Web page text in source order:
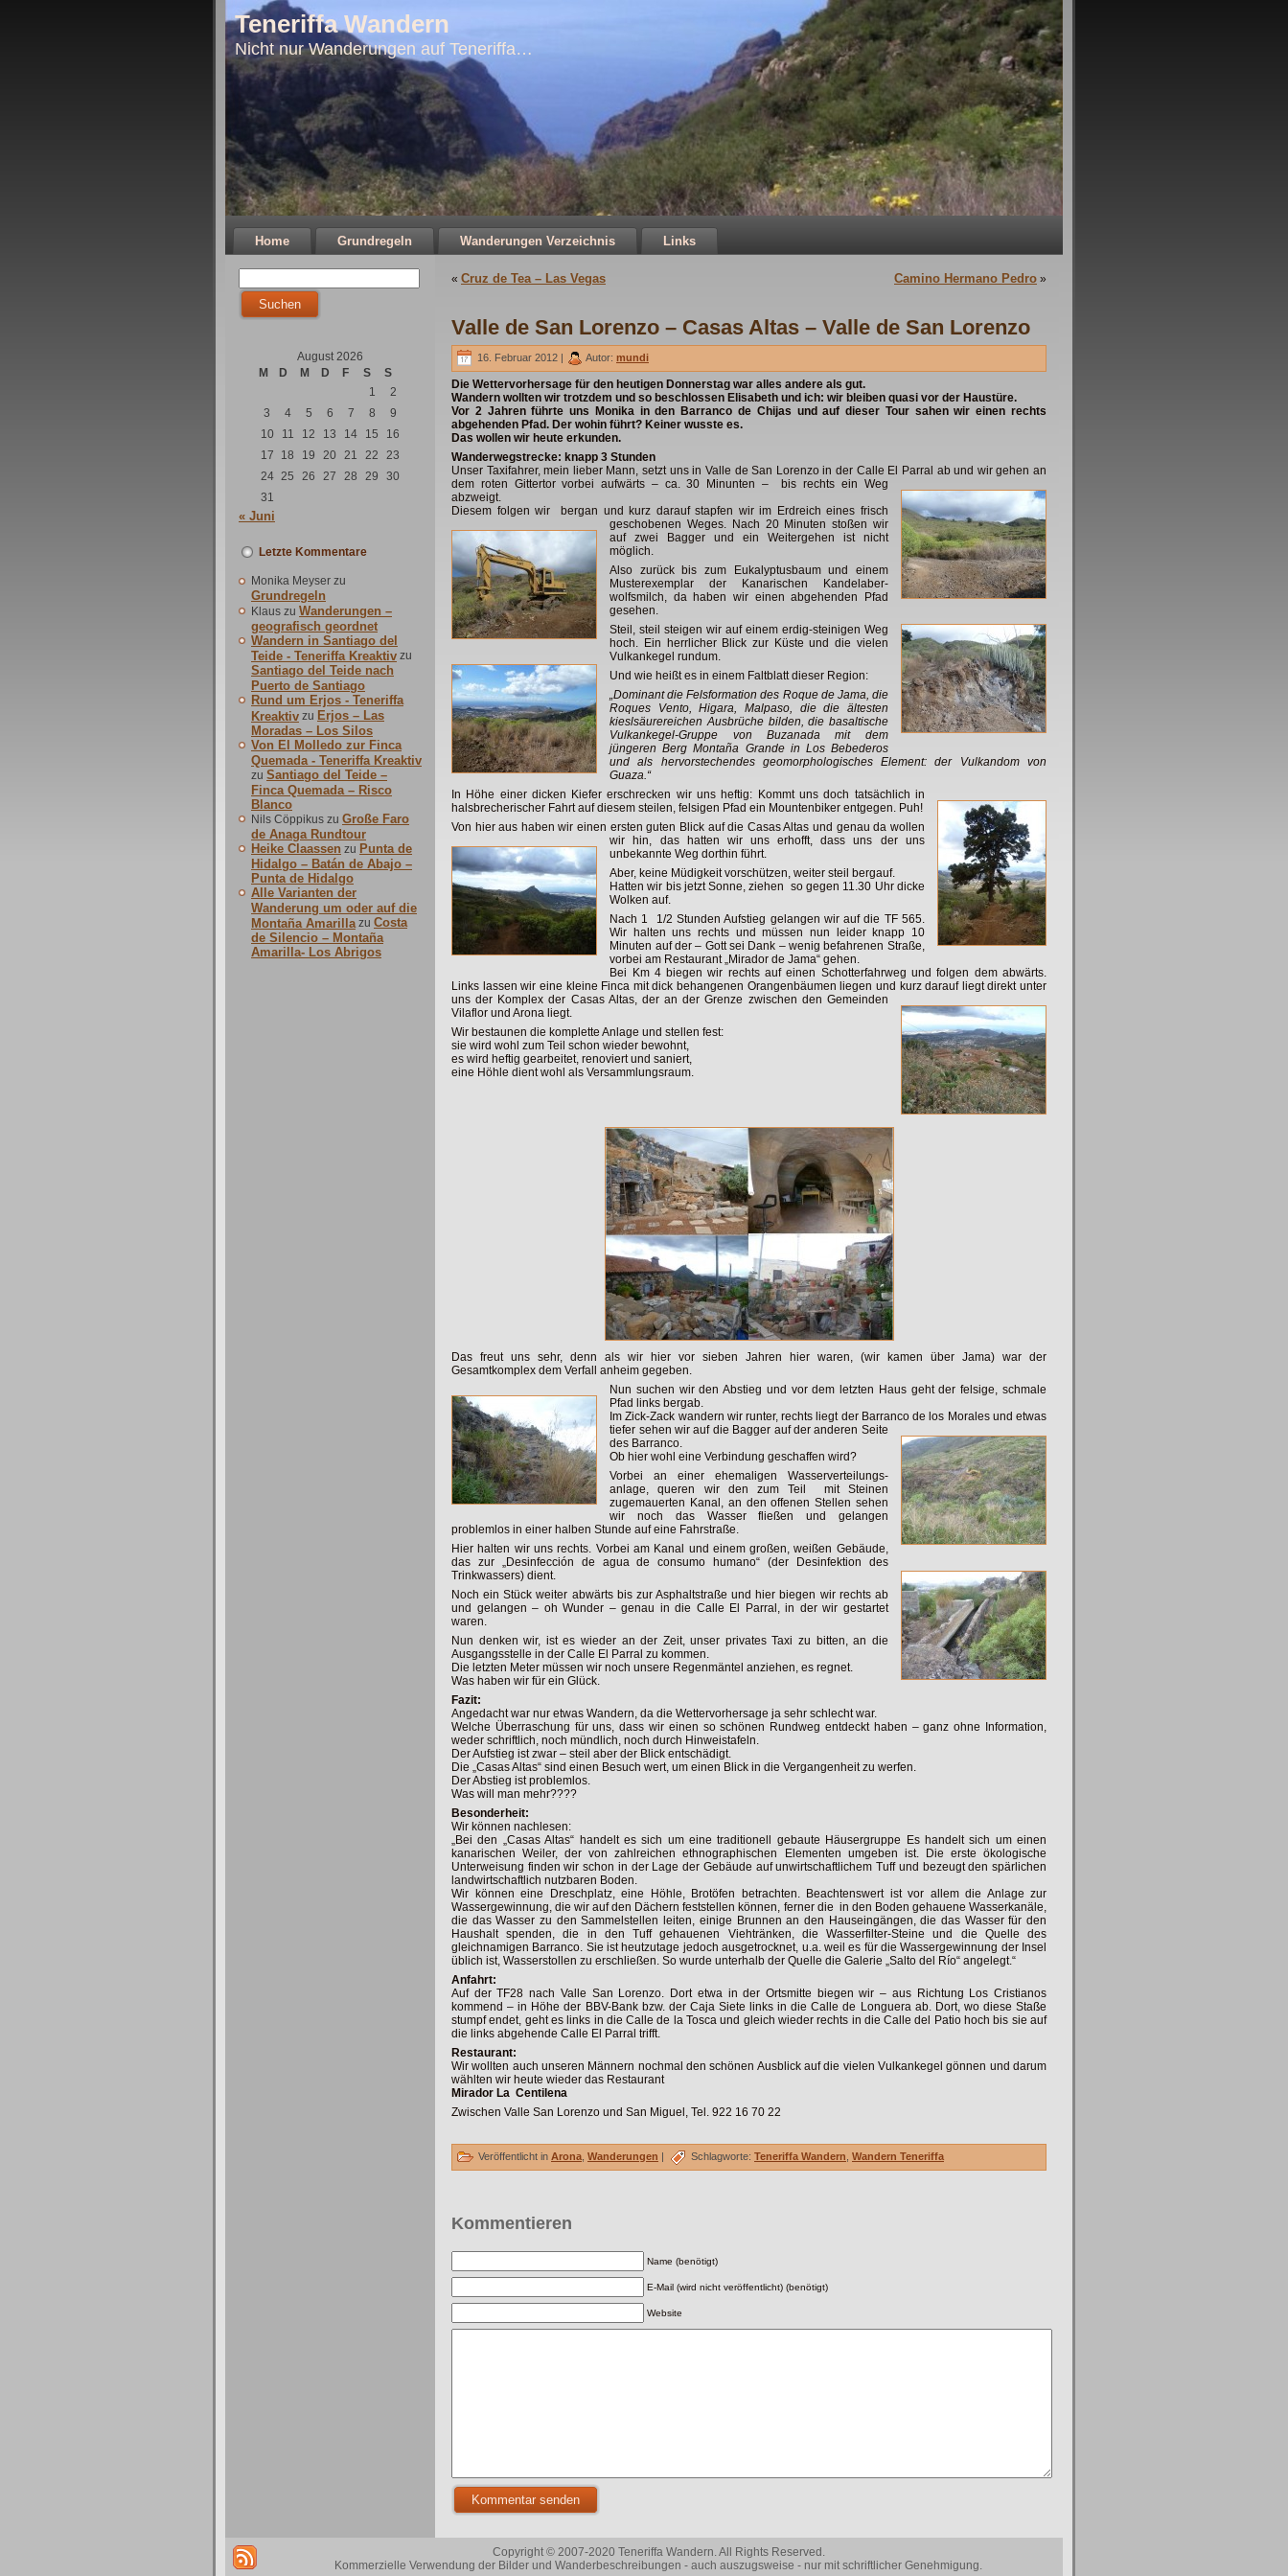
Teneriffa Wandern
Nicht nur Wanderungen auf Teneriffa…
Home Grundregeln Wanderungen Verzeichnis Links
August 2026
M
D M D F S
S
1
2
3
4 5 6 7 8
9
10
11 12 13 14 15
16
17
18 19 20 21 22
23
24 25 26 27 28 29
30
31
« Juni
Letzte Kommentare
Monika Meyser zu
Grundregeln
Klaus zu Wanderungen –
geografisch geordnet
Wandern in Santiago del
Teide - Teneriffa Kreaktiv zu
Santiago del Teide nach
Puerto de Santiago
Rund um Erjos - Teneriffa
Kreaktiv zu Erjos – Las
Moradas – Los Silos
Von El Molledo zur Finca
Quemada - Teneriffa Kreaktiv
zu Santiago del Teide –
Finca Quemada – Risco
Blanco
Nils Cöppikus zu Große Faro
de Anaga Rundtour
Heike Claassen zu Punta de
Hidalgo – Batán de Abajo –
Punta de Hidalgo
Alle Varianten der
Wanderung um oder auf die
Montaña Amarilla zu Costa
de Silencio – Montaña
Amarilla- Los Abrigos
« Cruz de Tea – Las Vegas Camino Hermano Pedro »
Valle de San Lorenzo – Casas Altas – Valle de San Lorenzo
16. Februar 2012 | Autor: mundi
Die Wettervorhersage für den heutigen Donnerstag war alles andere als gut.
Wandern wollten wir trotzdem und so beschlossen Elisabeth und ich: wir bleiben quasi vor der Haustüre.
Vor 2 Jahren führte uns Monika in den Barranco de Chijas und auf dieser Tour sahen wir einen rechts
abgehenden Pfad. Der wohin führt? Keiner wusste es.
Das wollen wir heute erkunden.
Wanderwegstrecke: knapp 3 Stunden
Unser Taxifahrer, mein lieber Mann, setzt uns in Valle de San Lorenzo in der Calle El Parral ab und wir gehen an
dem roten Gittertor vorbei aufwärts – ca.30 Minunten – bis rechts ein Weg
abzweigt.
Diesem folgen wir bergan und kurz darauf stapfen wirim Erdreich eines frisch
geschobenen Weges. Nach 20 Minuten stoßen wir
auf zwei Bagger und ein Weitergehen ist nicht
möglich.
Also zurück bis zum Eukalyptusbaum und einem
Musterexemplar der Kanarischen Kandelaber-
wolfsmilch, da haben wir einen abgehenden Pfad
gesehen.
Steil, steil steigen wir auf einem erdig-steinigen Weg
hoch. Ein herrlicher Blick zur Küste und die vielen
Vulkankegel rundum.
Und wie heißt es in einem Faltblatt dieser Region:
„Dominant die Felsformation des Roque de Jama, die
Roques Vento, Higara, Malpaso, die die ältesten
kieslsäurereichen Ausbrüche bilden, die basaltische
Vulkankegel-Gruppe von Buzanada mit dem
jüngeren Berg Montaña Grande in Los Bebederos
und als hervorstechendes geomorphologisches Element: der Vulkandom von
Guaza.“
In Höhe einer dicken Kiefer erschrecken wir uns heftig: Kommt uns doch tatsächlich in
halsbrecherischer Fahrt auf diesem steilen, felsigen Pfad ein Mountenbiker entgegen. Puh!
Von hier aus haben wir einen ersten guten Blick auf die Casas Altas und genau da wollen
wir hin, das hatten wir uns erhofft,dass uns der uns
unbekannte Weg dorthin führt.
Aber, keine Müdigkeit vorschützen, weiter steil bergauf.
Hatten wir bis jetzt Sonne, ziehen so gegen 11.30 Uhr dicke
Wolken auf.
Nach 1 1/2 Stunden Aufstieg gelangen wir auf die TF 565.
Wir halten uns rechts und müssen nun leider knapp 10
Minuten auf der – Gott sei Dank – wenig befahrenen Straße,
vorbei am Restaurant „Mirador de Jama“ gehen.
Bei Km 4 biegen wir rechts auf einen Schotterfahrweg und folgen dem abwärts.
Links lassen wir eine kleine Finca mit dick behangenen Orangenbäumen liegen und kurz darauf liegt direkt unter
uns der Komplex der Casas Altas, der an der Grenze zwischen den Gemeinden
Vilaflor und Arona liegt.
Wir bestaunen die komplette Anlage und stellen fest:
sie wird wohl zum Teil schon wieder bewohnt,
es wird heftig gearbeitet, renoviert und saniert,
eine Höhle dient wohl als Versammlungsraum.
Das freut uns sehr, denn als wir hier vor sieben Jahren hier waren, (wir kamen über Jama) war der
Gesamtkomplex dem Verfall anheim gegeben.
Nun suchen wir den Abstieg und vor dem letzten Haus geht der felsige, schmale
Pfad links bergab.
Im Zick-Zack wandern wir runter, rechts liegt der Barranco de los Morales und etwas
tiefer sehen wir aufdie Bagger auf der anderen Seite
des Barranco.
Ob hier wohl eine Verbindung geschaffen wird?
Vorbei an einer ehemaligen Wasserverteilungs-
anlage, queren wir den zum Teil mit Steinen
zugemauerten Kanal, an den offenen Stellen sehen
wir noch das Wasser fließen und gelangen
problemlos in einer halben Stunde aufeine Fahrstraße.
Hier halten wir uns rechts. Vorbei am Kanal und einem großen, weißen Gebäude,
das zur „Desinfección de agua de consumo humano“ (der Desinfektion des
Trinkwassers) dient.
Noch ein Stück weiter abwärts bis zur Asphaltstraße und hier biegen wir rechts ab
und gelangen – oh Wunder – genau in die Calle El Parral, in der wir gestartet
waren.
Nun denken wir, ist es wieder an der Zeit, unser privates Taxi zu bitten, an die
Ausgangsstelle in der Calle El Parral zu kommen.
Die letzten Meter müssen wir noch unsere Regenmäntel anziehen, es regnet.
Was haben wir für ein Glück.
Fazit:
Angedacht war nur etwas Wandern, da die Wettervorhersage ja sehr schlecht war.
Welche Überraschung für uns, dass wir einen so schönen Rundweg entdeckt haben – ganz ohne Information,
weder schriftlich, noch mündlich, noch durch Hinweistafeln.
Der Aufstieg ist zwar – steil aber der Blick entschädigt.
Die „Casas Altas“ sind einen Besuch wert, um einen Blick in die Vergangenheit zu werfen.
Der Abstieg ist problemlos.
Was will man mehr????
Besonderheit:
Wir können nachlesen:
„Bei den „Casas Altas“ handelt es sich um eine traditionell gebaute Häusergruppe Es handelt sich um einen
kanarischen Weiler, der von zahlreichen ethnographischen Elementen umgeben ist. Die erste ökologische
Unterweisung finden wir schon in der Lage der Gebäude auf unwirtschaftlichem Tuff und bezeugt den spärlichen
landwirtschaftlich nutzbaren Boden.
Wir können eine Dreschplatz, eine Höhle, Brotöfen betrachten. Beachtenswert ist vor allem die Anlage zur
Wassergewinnung, die wir auf den Dächern feststellen können, ferner die in den Boden gehauene Wasserkanäle,
die das Wasser zu den Sammelstellen leiten, einige Brunnen an den Hauseingängen, die das Wasser für den
Haushalt spenden, die in den Tuff gehauenen Viehtränken, die Wasserfilter-Steine und die Quelle des
gleichnamigen Barranco. Sie ist heutzutage jedoch ausgetrocknet, u.a. weil es für die Wassergewinnung der Insel
üblich ist, Wasserstollen zu erschließen. So wurde unterhalb der Quelle die Galerie „Salto del Río“ angelegt.“
Anfahrt:
Auf der TF28 nach Valle San Lorenzo. Dort etwa in der Ortsmitte biegen wir – aus Richtung Los Cristianos
kommend – in Höhe der BBV-Bank bzw. der Caja Siete links in die Calle de Longuera ab. Dort, wo diese Staße
stumpf endet, geht es links in die Calle de la Tosca und gleich wieder rechts in die Calle del Patio hoch bis sie auf
die links abgehende Calle El Parral trifft.
Restaurant:
Wir wollten auch unseren Männern nochmal den schönen Ausblick auf die vielen Vulkankegel gönnen und darum
wählten wir heute wieder das Restaurant
Mirador La Centilena
Zwischen Valle San Lorenzo und San Miguel, Tel. 922 16 70 22
Veröffentlicht in Arona Wanderungen | Schlagworte: Teneriffa Wandern Wandern Teneriffa
Kommentieren
Name (benötigt)
E-Mail (wird nicht veröffentlicht) (benötigt)
Website
Copyright © 2007-2020 Teneriffa Wandern. All Rights Reserved.
Kommerzielle Verwendung der Bilder und Wanderbeschreibungen - auch auszugsweise - nur mit schriftlicher Genehmigung.